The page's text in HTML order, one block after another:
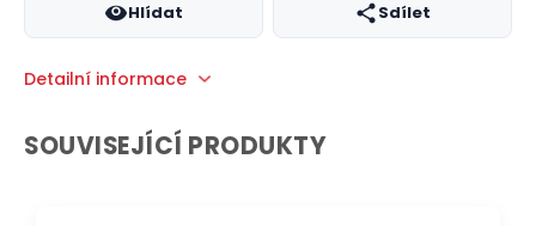
Hlídat Sdílet
Detailní informace
SOUVISEJÍCÍ PRODUKTY